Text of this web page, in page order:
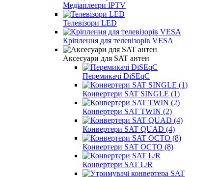
Медіаплеєри IPTV
Телевізори LED
Кріплення для телевізорів VESA
Аксесуари для SAT антен
Перемикачі DiSEqC
Конвертери SAT SINGLE (1)
Конвертери SAT TWIN (2)
Конвертери SAT QUAD (4)
Конвертери SAT OCTO (8)
Конвертери SAT L/R